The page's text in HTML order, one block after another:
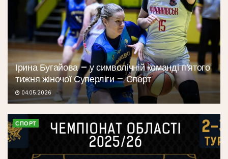
Ірина Бугайова – у символічній команді п’ятого
тижня жіночої Суперліги – Спорт
04.05.2026
СПОРТ